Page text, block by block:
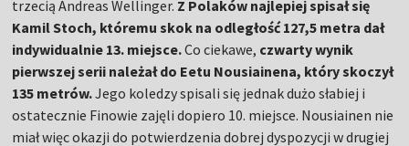
trzecią Andreas Wellinger. Z Polaków najlepiej spisał się
Kamil Stoch, któremu skok na odległość 127,5 metra dał
indywidualnie 13. miejsce.Co ciekawe, czwarty wynik
pierwszej serii należał do Eetu Nousiainena, który skoczył
135 metrów.Jego koledzy spisali się jednak dużo słabiej i
ostatecznie Finowie zajęli dopiero 10. miejsce. Nousiainen nie
miał więc okazji do potwierdzenia dobrej dyspozycji w drugiej